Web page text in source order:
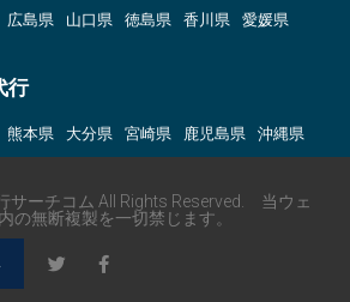
広島県 山口県 徳島県 香川県
愛媛県
行
熊本県 大分県 宮崎県 鹿児島県 沖縄県
サーチコム All Rights Reserved. 当ウェ
の無断複製を一切禁じます。